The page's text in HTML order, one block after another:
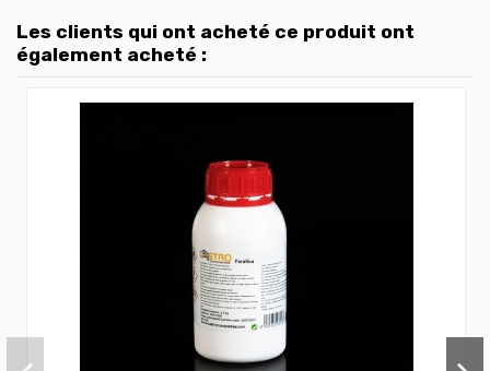
Les clients qui ont acheté ce produit ont
également acheté :